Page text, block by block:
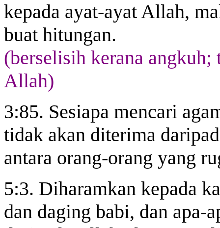
kepada ayat-ayat Allah,
buat hitungan.
(berselisih kerana angkuh;
Allah)
3:85. Sesiapa mencari
tidak akan diterima
antara orang-orang yang
5:3. Diharamkan kepada
dan daging babi, dan apa-